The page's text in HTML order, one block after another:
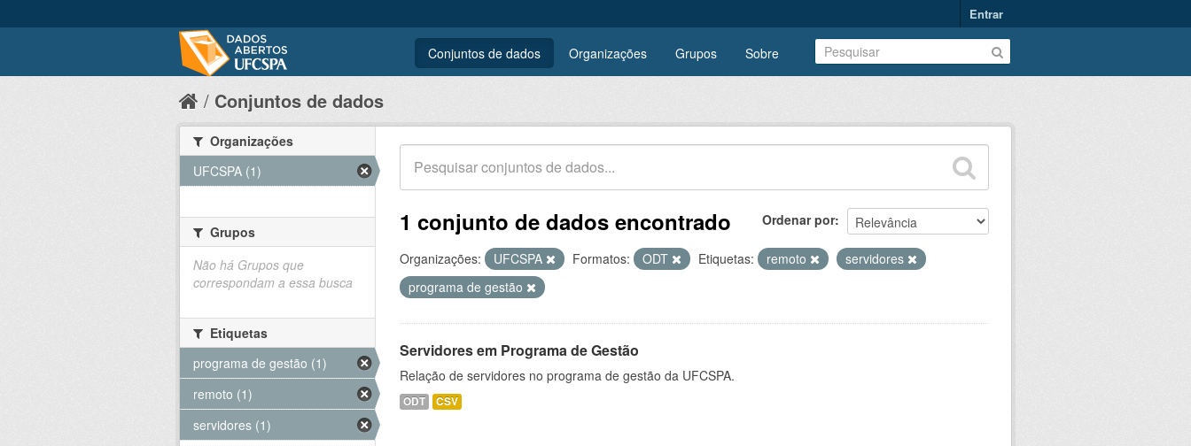
Entrar
Conjuntos de dados Organizações Grupos Sobre
Conjuntos de dados
Ordenar por
1 conjunto de dados encontrado
Organizações: UFCSPA Formatos: ODT Etiquetas: remoto
servidores
programa de gestão
Servidores em Programa de Gestão
Relação de servidores no programa de gestão da UFCSPA.
ODT CSV
Organizações
UFCSPA (1)
Grupos
Não há Grupos que
correspondam a essa busca
Etiquetas
programa de gestão (1)
remoto (1)
servidores (1)